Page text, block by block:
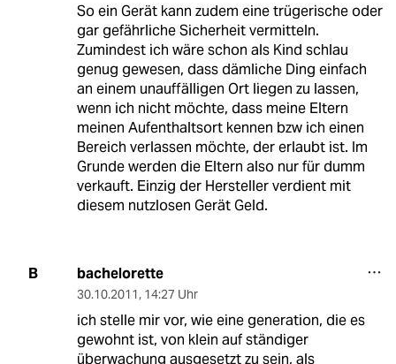
So ein Gerät kann zudem eine trügerische oder
gar gefährliche Sicherheit vermitteln.
Zumindest ich wäre schon als Kind schlau
genug gewesen, dass dämliche Ding einfach
an einem unauffälligen Ort liegen zu lassen,
wenn ich nicht möchte, dass meine Eltern
meinen Aufenthaltsort kennen bzw ich einen
Bereich verlassen möchte, der erlaubt ist. Im
Grunde werden die Eltern also nur für dumm
verkauft. Einzig der Hersteller verdient mit
diesem nutzlosen Gerät Geld.
B bachelorette
30.10.2011, 14:27 Uhr
ich stelle mir vor, wie eine generation, die es
gewohnt ist, von klein auf ständiger
überwachung ausgesetzt zu sein, als